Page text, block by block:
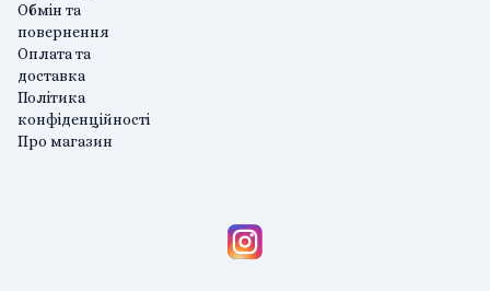
Обмін та
повернення
Оплата та
доставка
Політика
конфіденційності
Про магазин